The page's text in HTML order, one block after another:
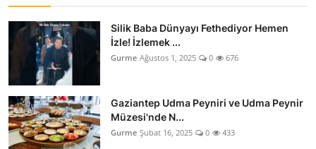
Silik Baba Dünyayı Fethediyor Hemen
İzle! İzlemek ...
Gurme Ağustos 1, 2025 0 676
Gaziantep Udma Peyniri ve Udma Peynir
Müzesi'nde N...
Gurme Şubat 16, 2025 0 433